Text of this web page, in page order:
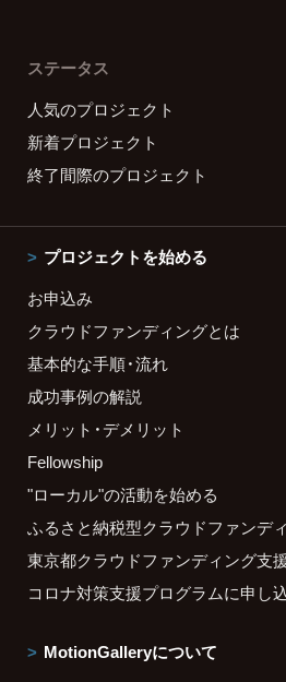
ステータス
人気のプロジェクト
新着プロジェクト
終了間際のプロジェクト
プロジェクトを始める
お申込み
クラウドファンディングとは
基本的な手順・流れ
成功事例の解説
メリット・デメリット
Fellowship
"ローカル"の活動を始める
ふるさと納税型クラウドファンデ
東京都クラウドファンディング支
コロナ対策支援プログラムに申し
MotionGalleryについて